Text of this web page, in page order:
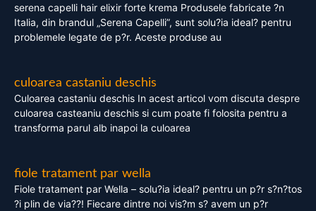
serena capelli hair elixir forte krema Produsele fabricate ?n
Italia, din brandul „Serena Capelli”, sunt solu?ia ideal? pentru
problemele legate de p?r. Aceste produse au
culoarea castaniu deschis
Culoarea castaniu deschis In acest articol vom discuta despre
culoarea casteaniu deschis si cum poate fi folosita pentru a
transforma parul alb inapoi la culoarea
fiole tratament par wella
Fiole tratament par Wella – solu?ia ideal? pentru un p?r s?n?tos
?i plin de via??! Fiecare dintre noi vis?m s? avem un p?r